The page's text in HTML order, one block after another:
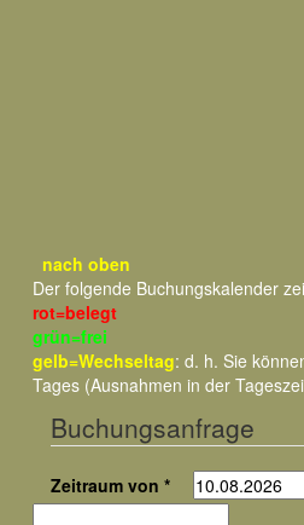
nach oben
Der folgende Buchungskalender
rot=belegt
grün=frei
gelb=Wechseltag: d. h. Sie
Tages (Ausnahmen in der
Buchungsanfrage
Zeitraum von *